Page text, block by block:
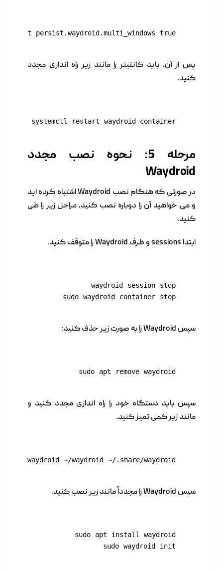
set persist.waydroid.multi_windows true
پس از آن، باید کانتینر را مانند زیر راه اندازی مجدد
کنید.
sudo systemctl restart waydroid-container
مرحله 5: نحوه نصب مجدد
Waydroid
در صورتی که هنگام نصب Waydroid اشتباه کرده اید
و می خواهید آن را دوباره نصب کنید، مراحل زیر را طی
کنید.
ابتدا sessions و ظرف Waydroid را متوقف کنید.
sudo waydroid container stop
سپس Waydroid را به صورت زیر حذف کنید:
sudo apt remove waydroid
سپس باید دستگاه خود را راه اندازی مجدد کنید و
مانند زیر کمی تمیز کنید.
.waydroid ~/waydroid ~/.share/waydroid
سپس Waydroid را مجدداً مانند زیر نصب کنید.
sudo waydroid init